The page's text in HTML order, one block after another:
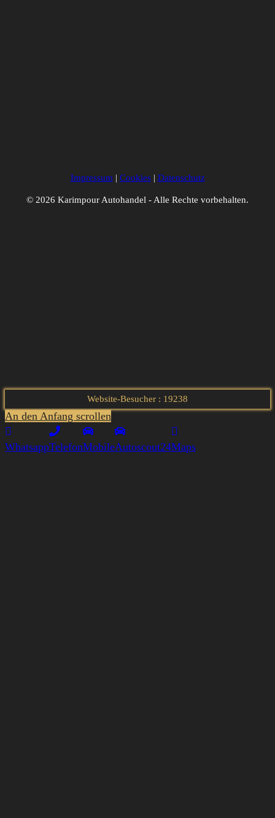
Impressum | Cookies| Datenschutz
© 2026 Karimpour Autohandel - Alle Rechte vorbehalten.
Website-Besucher : 19238
An den Anfang scrollen
WhatsappTelefonMobileAutoscout24Maps